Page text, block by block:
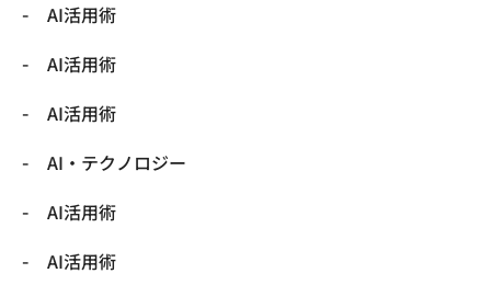
AI活用術
AI活用術
AI活用術
​AI・テクノロジー
​AI活用術
​AI活用術